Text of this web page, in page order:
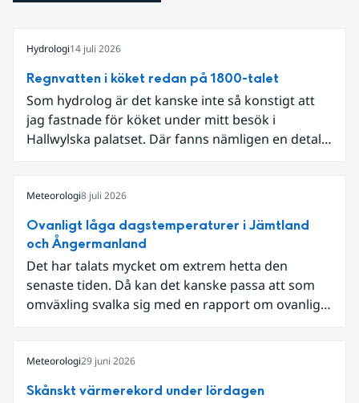
Hydrologi14 juli 2026
Regnvatten i köket redan på 1800-talet
Som hydrolog är det kanske inte så konstigt att
jag fastnade för köket under mitt besök i
Hallwylska palatset. Där fanns nämligen en detalj
Meteorologi8 juli 2026
Ovanligt låga dagstemperaturer i Jämtland
och Ångermanland
Det har talats mycket om extrem hetta den
senaste tiden. Då kan det kanske passa att som
omväxling svalka sig med en rapport om ovanligt
Meteorologi29 juni 2026
Skånskt värmerekord under lördagen